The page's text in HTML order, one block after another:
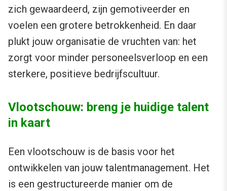
zich gewaardeerd, zijn gemotiveerder en
voelen een grotere betrokkenheid. En daar
plukt jouw organisatie de vruchten van: het
zorgt voor minder personeelsverloop en een
sterkere, positieve bedrijfscultuur.
Vlootschouw: breng je huidige talent
in kaart
Een vlootschouw is de basis voor het
ontwikkelen van jouw talentmanagement. Het
is een gestructureerde manier om de